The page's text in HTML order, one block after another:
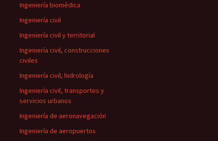
Ingeniería biomédica
Ingeniería civil
Ingeniería civil y territorial
Ingeniería civil, construcciones
civiles
Ingeniería civil, hidrología
Ingeniería civil, transportes y
servicios urbanos
Ingeniería de aeronavegación
Ingeniería de aeropuertos